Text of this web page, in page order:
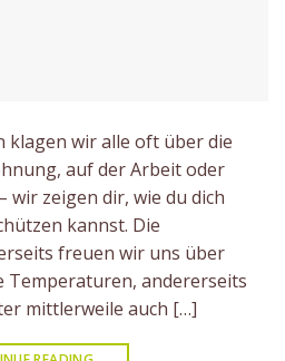
klagen wir alle oft über die
auf der Arbeit oder
wir zeigen dir, wie du dich
kannst. Die
freuen wir uns über
Temperaturen, andererseits
mittlerweile auch […]